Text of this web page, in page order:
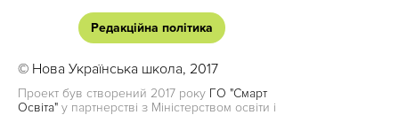
Редакційна політика
© Нова Українська школа, 2017
Проект був створений 2017 року ГО "Смарт
Освіта" у партнерстві з Міністерством освіти і